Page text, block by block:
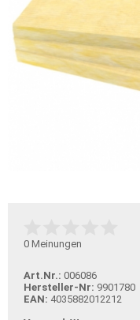
0 Meinungen
Art.Nr.: 006086
Hersteller-Nr: 9901780
EAN: 4035882012212